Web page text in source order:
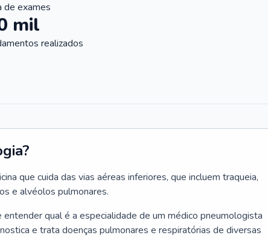
de exames
mil
realizados
que cuida das vias aéreas inferiores, que incluem traqueia,
e alvéolos pulmonares.
entender qual é a especialidade de um médico pneumologista
e trata doenças pulmonares e respiratórias de diversas